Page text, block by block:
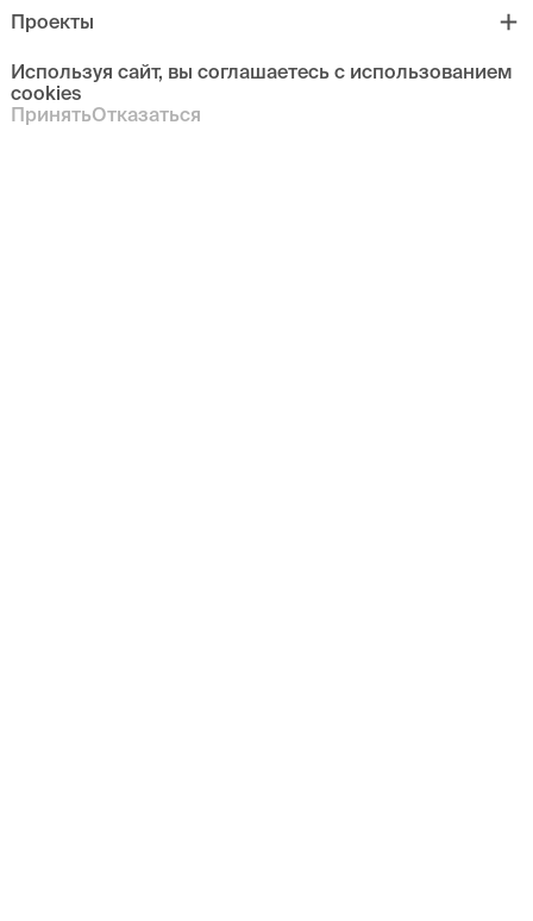
Проекты
Используя сайт, вы соглашаетесь с использованием
cookies
ПринятьОтказаться